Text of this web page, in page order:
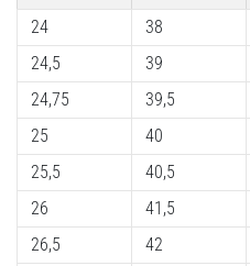
τον
κόπο!
Ποια
οφέλη
προσφέρει,
7. 8. 2026
•
23 λεπτά ανάγνωσης
24
24,5
24,75
25
25,5
26
26,5
38
39
39,5
40
40,5
41,5
42